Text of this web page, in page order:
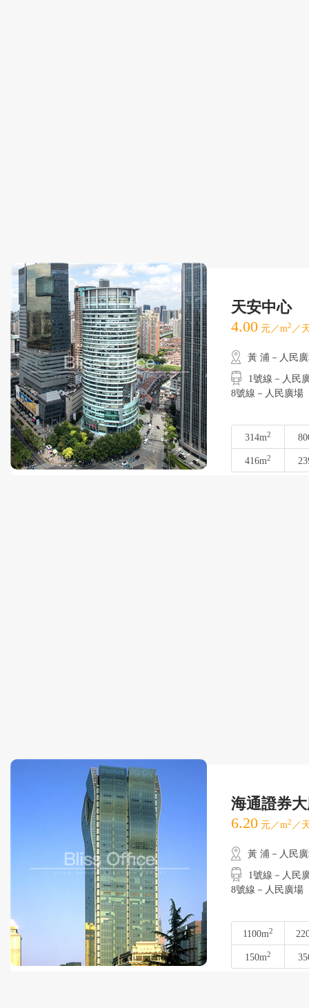
天安中心
4.00 元／m2 ／
黃 浦－人民
1號線－人民廣
8號線－人民廣場
314m2
416m2
海通證券
6.20 元／m2 ／
黃 浦－人民
1號線－人民廣
8號線－人民廣場
1100m2
150m2